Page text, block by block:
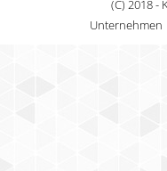
(C) 2018 -
Unternehmen